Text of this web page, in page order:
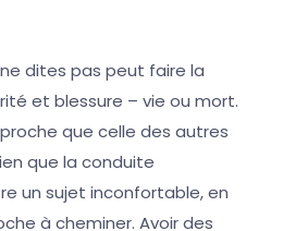
dites pas peut faire la
et blessure – vie ou mort.
que celle des autres
que la conduite
un sujet inconfortable, en
à cheminer. Avoir des